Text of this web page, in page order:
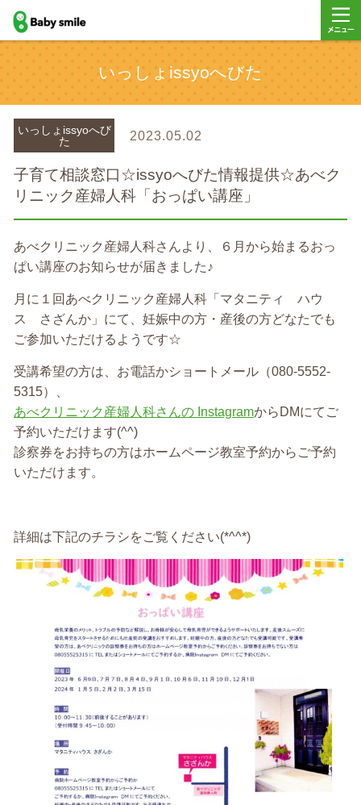
baby smile
いっしょissyoへびた
いっしょissyoへび
た
2023.05.02
子育て相談窓口☆issyoへびた情報提供☆あべク
リニック産婦人科「おっぱい講座」
あべクリニック産婦人科さんより、６月から始まるおっ
ぱい講座のお知らせが届きました♪
月に１回あべクリニック産婦人科「マタニティ ハウ
ス さざんか」にて、妊娠中の方・産後の方どなたでも
ご参加いただけるようです☆
受講希望の方は、お電話かショートメール（080-5552-
5315）、
あべクリニック産婦人科さんの InstagramからDMにてご
予約いただけます(^^)
診察券をお持ちの方はホームページ教室予約からご予約
いただけます。
詳細は下記のチラシをご覧ください(*^^*)